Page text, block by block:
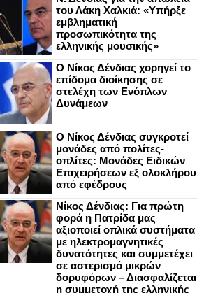
του Λάκη Χαλκιά: «Υπήρξε
εμβληματική
προσωπικότητα της
ελληνικής μουσικής»
Ο Νίκος Δένδιας χορηγεί το
επίδομα διοίκησης σε
στελέχη των Ενόπλων
Δυνάμεων
Ο Νίκος Δένδιας συγκροτεί
μονάδες από πολίτες-
οπλίτες: Μονάδες Ειδικών
Επιχειρήσεων εξ ολοκλήρου
από εφέδρους
Νίκος Δένδιας: Για πρώτη
φορά η Πατρίδα μας
αξιοποιεί οπλικά συστήματα
με ηλεκτρομαγνητικές
δυνατότητες και συμμετέχει
σε αστερισμό μικρών
δορυφόρων – Διασφαλίζεται
η συμμετοχή της ελληνικής